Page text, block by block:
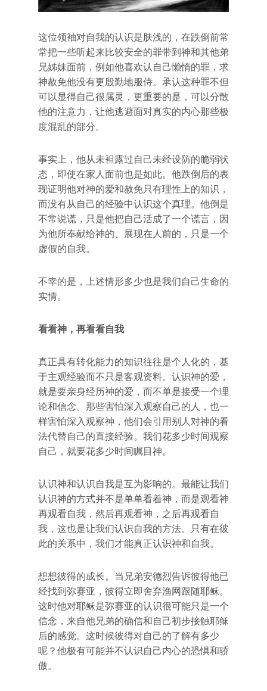
这位领袖对自我的认识是肤浅的，在跌倒前常
常把一些听起来比较安全的罪带到神和其他弟
兄姊妹面前，例如他喜欢认自己懒惰的罪，求
神赦免他没有更殷勤地服侍。承认这种罪不但
可以显得自己很属灵，更重要的是，可以分散
他的注意力，让他逃避面对真实的内心那些极
度混乱的部分。
事实上，他从未袒露过自己未经设防的脆弱状
态，即使在家人面前也是如此。他跌倒后的表
现证明他对神的爱和赦免只有理性上的知识，
而没有从自己的经验中认识这个真理。他倒是
不常说谎，只是他把自己活成了一个谎言，因
为他所奉献给神的、展现在人前的，只是一个
虚假的自我。
不幸的是，上述情形多少也是我们自己生命的
实情。
看看神，再看看自我
真正具有转化能力的知识往往是个人化的，基
于主观经验而不只是客观资料。认识神的爱，
就是要亲身经历神的爱，而不单是接受一个理
论和信念。那些害怕深入观察自己的人，也一
样害怕深入观察神，他们会引用别人对神的看
法代替自己的直接经验。我们花多少时间观察
自己，就要花多少时间瞩目神。
认识神和认识自我是互为影响的。最能让我们
认识神的方式并不是单单看着神，而是观看神
再观看自我，然后再观看神，之后再观看自
我，这也是让我们认识自我的方法。只有在彼
此的关系中，我们才能真正认识神和自我。
想想彼得的成长。当兄弟安德烈告诉彼得他已
经找到弥赛亚，彼得立即舍弃渔网跟随耶稣。
这时他对耶稣是弥赛亚的认识很可能只是一个
信念，来自他兄弟的确信和自己初步接触耶稣
后的感觉。这时候彼得对自己的了解有多少
呢？他极有可能并不认识自己内心的恐惧和骄
傲。